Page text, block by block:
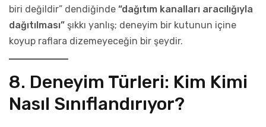
biri değildir” dendiğinde “dağıtım kanalları aracılığıyla
dağıtılması” şıkkı yanlış; deneyim bir kutunun içine
koyup raflara dizemeyeceğin bir şeydir.
8. Deneyim Türleri: Kim Kimi
Nasıl Sınıflandırıyor?